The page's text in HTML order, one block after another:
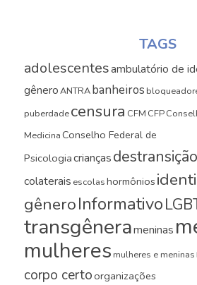
TAGS
adolescentesambulatório de
gêneroANTRAbanheiros
puberdadecensura CFM CFP
MedicinaConselho Federal de
Psicologiacriançasdestransição
colaterais escolashormônios
gêneroInformativo
transgênerameninas
mulheres mulheres e meninas
corpo certoorganizações